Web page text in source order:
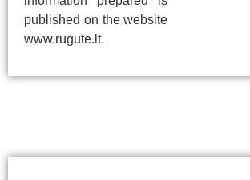
published on the website
www.rugute.lt.